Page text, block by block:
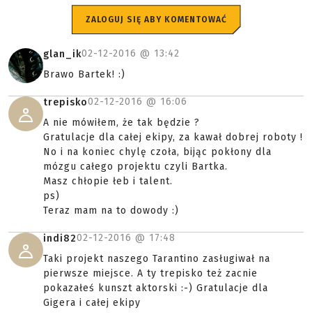
ZALOGUJ SIĘ ABY KOMENTOWAĆ
glan_ik02-12-2016 @ 13:42
Brawo Bartek! :)
trepisko02-12-2016 @ 16:06
A nie mówiłem, że tak będzie ?
Gratulacje dla całej ekipy, za kawał dobrej roboty !
No i na koniec chylę czoła, bijąc pokłony dla
mózgu całego projektu czyli Bartka.
Masz chłopie łeb i talent.
ps)
Teraz mam na to dowody :)
indi8202-12-2016 @ 17:48
Taki projekt naszego Tarantino zasługiwał na
pierwsze miejsce. A ty trepisko też zacnie
pokazałeś kunszt aktorski :-) Gratulacje dla
Gigera i całej ekipy